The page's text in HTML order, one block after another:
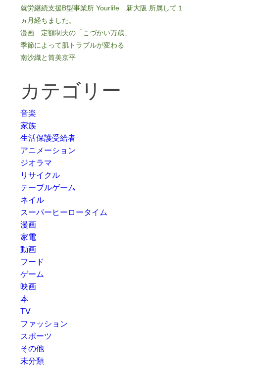
就労継続支援B型事業所 Yourlife 新大阪 所属して１
ヵ月経ちました。
漫画 定額制夫の「こづかい万歳」
季節によって肌トラブルが変わる
南沙織と筒美京平
カテゴリー
音楽
家族
生活保護受給者
アニメーション
ジオラマ
リサイクル
テーブルゲーム
ネイル
スーパーヒーロータイム
漫画
家電
動画
フード
ゲーム
映画
本
TV
ファッション
スポーツ
その他
未分類